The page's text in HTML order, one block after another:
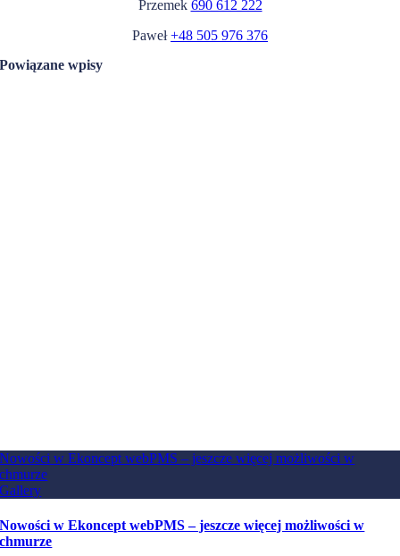
Przemek 690 612 222
Paweł+48 505 976 376
Powiązane wpisy
Nowości w Ekoncept webPMS – jeszcze więcej możliwości w
chmurze
Gallery
Nowości w Ekoncept webPMS – jeszcze więcej możliwości w
chmurze